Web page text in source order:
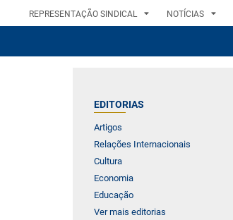
REPRESENTAÇÃO SINDICAL NOTÍCIAS
EDITORIAS
Artigos
Relações Internacionais
Cultura
Economia
Educação
Ver mais editorias